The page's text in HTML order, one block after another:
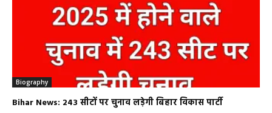
Biography
Bihar News: 243 सीटों पर चुनाव लड़ेगी बिहार विकास पार्टी